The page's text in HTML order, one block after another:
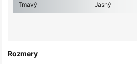
Tmavý Jasný
Rozmery